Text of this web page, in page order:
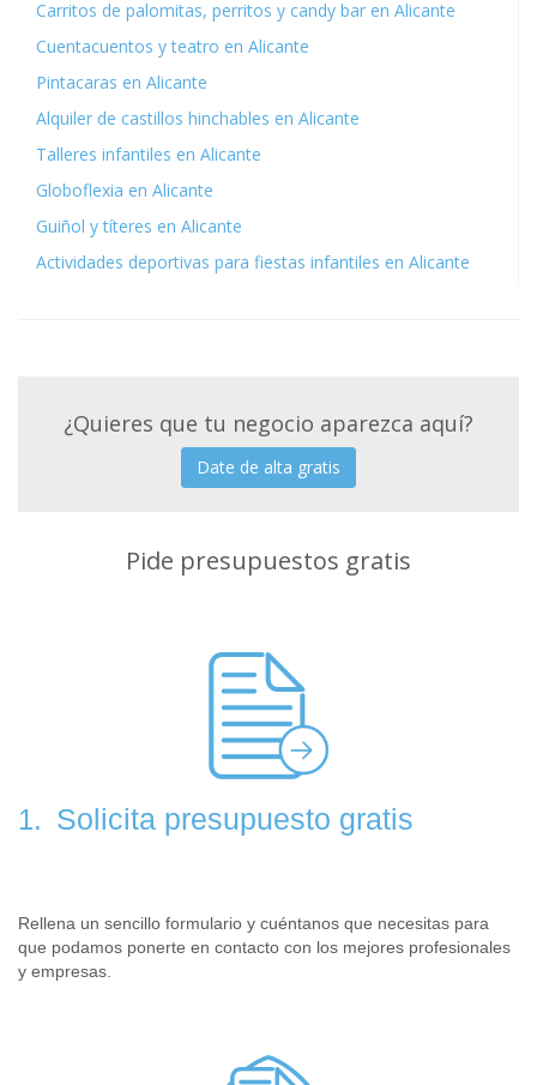
Carritos de palomitas, perritos y candy bar en Alicante
Cuentacuentos y teatro en Alicante
Pintacaras en Alicante
Alquiler de castillos hinchables en Alicante
Talleres infantiles en Alicante
Globoflexia en Alicante
Guiñol y títeres en Alicante
Actividades deportivas para fiestas infantiles en Alicante
¿Quieres que tu negocio aparezca aquí?
Date de alta gratis
Pide presupuestos gratis
1. Solicita presupuesto gratis
Rellena un sencillo formulario y cuéntanos que necesitas para
que podamos ponerte en contacto con los mejores profesionales
y empresas.